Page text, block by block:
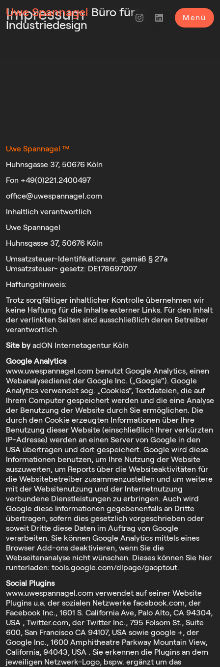
Uwe Spannagel Büro für
Industriedesign
Menü
Impressum
Uwe Spannagel ™
Huhnsgasse 37, 50676 Köln
Fon +49(0)221.2400497
office@uwespannagel.com
Inhaltlich verantwortlich
Uwe Spannagel
Huhnsgasse 37, 50676 Köln
Umsatzsteuer-Identifikationsnr. gemäß § 27a
Umsatzsteuer- gesetz: DE178697007
Haftungshinweis:
Trotz sorgfältiger inhaltlicher Kontrolle übernehmen wir
keine Haftung für die Inhalte externer Links. Für den Inhalt
der verlinkten Seiten sind ausschließlich deren Betreiber
verantwortlich.
Site by adON Internetagentur Köln
Google Analytics
www.uwespannagel.com benutzt Google Analytics, einen
Webanalysedienst der Google Inc. („Google“). Google
Analytics verwendet sog. „Cookies“, Textdateien, die auf
Ihrem Computer gespeichert werden und die eine Analyse
der Benutzung der Website durch Sie ermöglichen. Die
durch den Cookie erzeugten Informationen über Ihre
Benutzung dieser Website (einschließlich Ihrer verkürzten
IP-Adresse) werden an einen Server von Google in den
USA übertragen und dort gespeichert. Google wird diese
Informationen benutzen, um Ihre Nutzung der Website
auszuwerten, um Reports über die Websiteaktivitäten für
die Websitebetreiber zusammenzustellen und um weitere
mit der Websitenutzung und der Internetnutzung
verbundene Dienstleistungen zu erbringen. Auch wird
Google diese Informationen gegebenenfalls an Dritte
übertragen, sofern dies gesetzlich vorgeschrieben oder
soweit Dritte diese Daten im Auftrag von Google
verarbeiten. Sie können Google Analytics mittels eines
Browser Add-ons deaktivieren, wenn Sie die
Webseitenanalyse nicht wünschen. Dieses können Sie hier
runterladen: tools.google.com/dlpage/gaoptout.
Social Plugins
www.uwespannagel.com verwendet auf seiner Website
Plugins u.a. der sozialen Netzwerke facebook.com, der
Facebook Inc., 1601 S. California Ave, Palo Alto, CA 94304,
USA , Twitter.com, der Twitter Inc., 795 Folsom St., Suite
600, San Francisco CA 94107, USA sowie google +, der
Google Inc., 1600 Amphitheatre Parkway Mountain View,
California, 94043, USA . Sie erkennen die Plugins an dem
jeweiligen Netzwerk-Logo, bspw. ergänzt um das